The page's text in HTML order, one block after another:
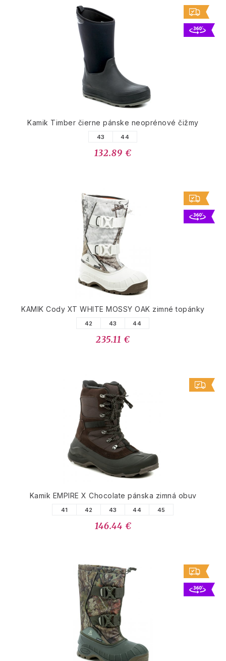
Kamik Timber čierne pánske neoprénové čižmy
43 44
132.89 €
KAMIK Cody XT WHITE MOSSY OAK zimné topánky
42 43 44
235.11 €
Kamik EMPIRE X Chocolate pánska zimná obuv
41 42 43 44 45
146.44 €